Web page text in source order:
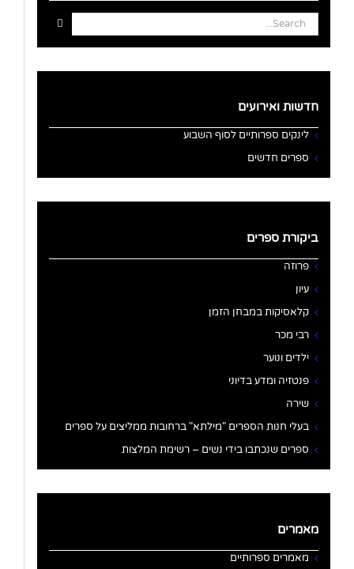
Search
for:
חדשות ואירועים
לינקים ספרותיים לסוף השבוע
ספרים חדשים
ביקורת ספרים
פרוזה
עיון
קלאסיקות במבחן הזמן
רבי מכר
ילדים ונוער
פנטזיה ומדע בדיוני
שירה
בעלי חנות הספרים "מילתא" ברחובות ממליצים על ספרים
ספרים שנכתבו בידי נשים – רשימת המלצות
מאמרים
מאמרים ספרותיים